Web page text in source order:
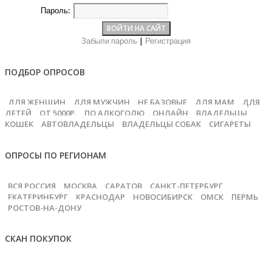
Пароль:
Забыли пароль Регистрация
ПОДБОР ОПРОСОВ
ДЛЯ ЖЕНЩИН ДЛЯ МУЖЧИН НЕ БАЗОВЫЕ ДЛЯ МАМ
ДЛЯ
ДЕТЕЙ
ОТ 5000Р. ПО АЛКОГОЛЮ ОНЛАЙН
ВЛАДЕЛЬЦЫ
КОШЕК
АВТОВЛАДЕЛЬЦЫ ВЛАДЕЛЬЦЫ СОБАК СИГАРЕТЫ
ОПРОСЫ ПО РЕГИОНАМ
ВСЯ РОССИЯ МОСКВА САРАТОВ
САНКТ-ПЕТЕРБУРГ
ЕКАТЕРИНБУРГ
КРАСНОДАР НОВОСИБИРСК ОМСК
ПЕРМЬ
РОСТОВ-НА-ДОНУ
СКАН ПОКУПОК